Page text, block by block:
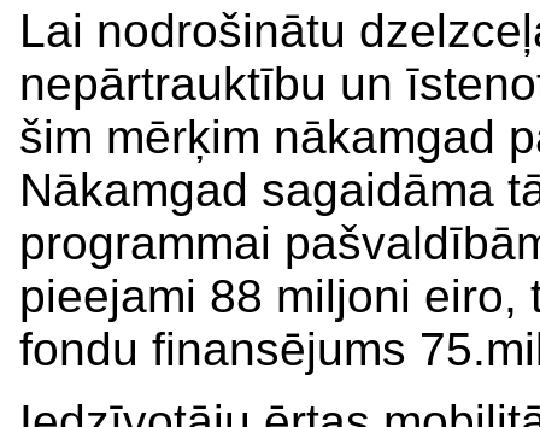
Lai nodrošinātu
nepārtrauktību un
šim mērķim nākamgad
Nākamgad sagaidāma
programmai
pieejami 88 miljoni
fondu finansējums